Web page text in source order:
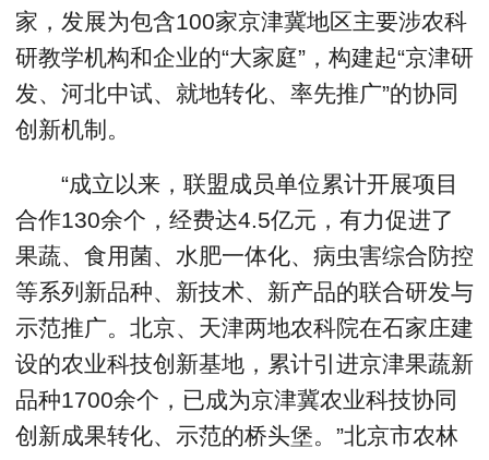
家，发展为包含100家京津冀地区主要涉农科
研教学机构和企业的“大家庭”，构建起“京津研
发、河北中试、就地转化、率先推广”的协同
创新机制。
“成立以来，联盟成员单位累计开展项目
合作130余个，经费达4.5亿元，有力促进了
果蔬、食用菌、水肥一体化、病虫害综合防控
等系列新品种、新技术、新产品的联合研发与
示范推广。北京、天津两地农科院在石家庄建
设的农业科技创新基地，累计引进京津果蔬新
品种1700余个，已成为京津冀农业科技协同
创新成果转化、示范的桥头堡。”北京市农林